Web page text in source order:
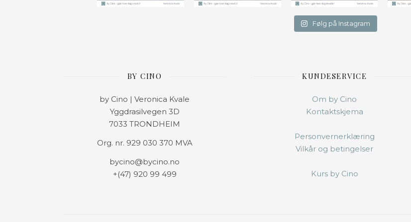
Følg på Instagram
BY CINO
by Cino | Veronica Kvale
Yggdrasilvegen 3D
7033 TRONDHEIM
Org. nr. 929 030 370 MVA
bycino@bycino.no
+(47) 920 99 499
KUNDESERVICE
Om by Cino
Kontaktskjema
Personvernerklæring
Vilkår og betingelser
Kurs by Cino